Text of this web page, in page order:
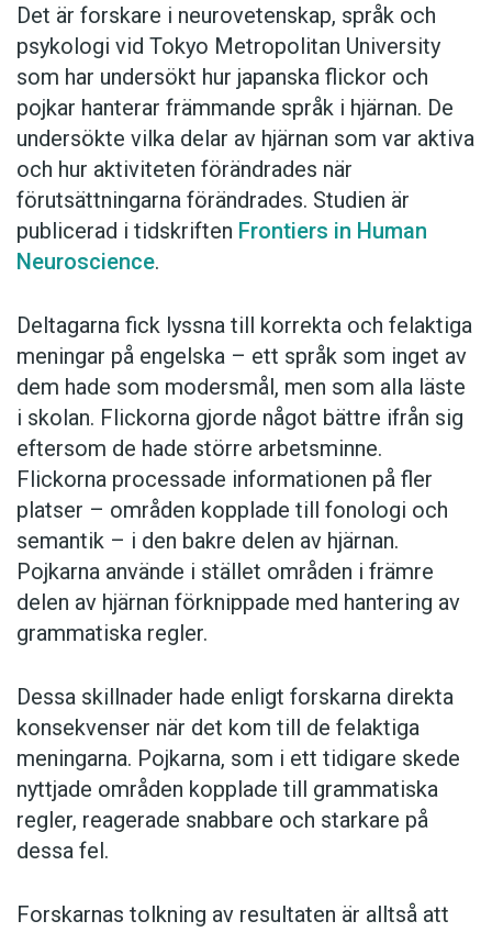
Det är forskare i neurovetenskap, språk och
psykologi vid Tokyo Metropolitan University
som har undersökt hur japanska flickor och
pojkar hanterar främmande språk i hjärnan. De
undersökte vilka delar av hjärnan som var aktiva
och hur aktiviteten förändrades när
förutsättningarna förändrades. Studien är
publicerad i tidskriften Frontiers in Human
Neuroscience.
Deltagarna fick lyssna till korrekta och felaktiga
meningar på engelska – ett språk som inget av
dem hade som modersmål, men som alla läste
i skolan. Flickorna gjorde något bättre ifrån sig
eftersom de hade större arbetsminne.
Flickorna processade informationen på fler
platser – områden kopplade till fonologi och
semantik – i den bakre delen av hjärnan.
Pojkarna använde i stället områden i främre
delen av hjärnan förknippade med hantering av
grammatiska regler.
Dessa skillnader hade enligt forskarna direkta
konsekvenser när det kom till de felaktiga
meningarna. Pojkarna, som i ett tidigare skede
nyttjade områden kopplade till grammatiska
regler, reagerade snabbare och starkare på
dessa fel.
Forskarnas tolkning av resultaten är alltså att